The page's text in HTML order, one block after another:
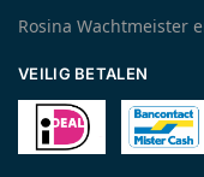
Rosina Wachtmeister
VEILIG BETALEN